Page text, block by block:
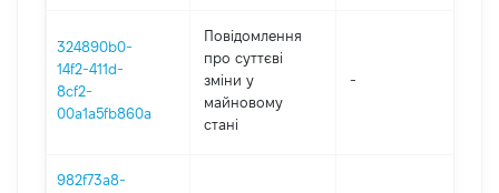
324890b0-
14f2-411d-
8cf2-
00a1a5fb860a
Повідомлення
про суттєві
зміни y
майновому
стані
-
982f73a8-